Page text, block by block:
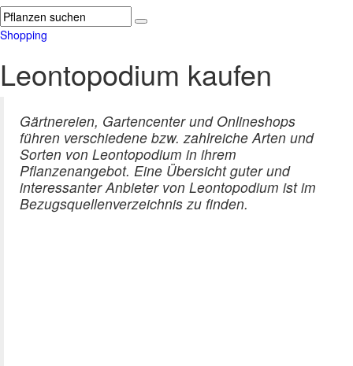
Shopping
Leontopodium kaufen
Gärtnereien, Gartencenter und Onlineshops
führen verschiedene bzw. zahlreiche Arten und
Sorten von Leontopodium in ihrem
Pflanzenangebot. Eine Übersicht guter und
interessanter Anbieter von Leontopodium ist im
Bezugsquellenverzeichnis zu finden.